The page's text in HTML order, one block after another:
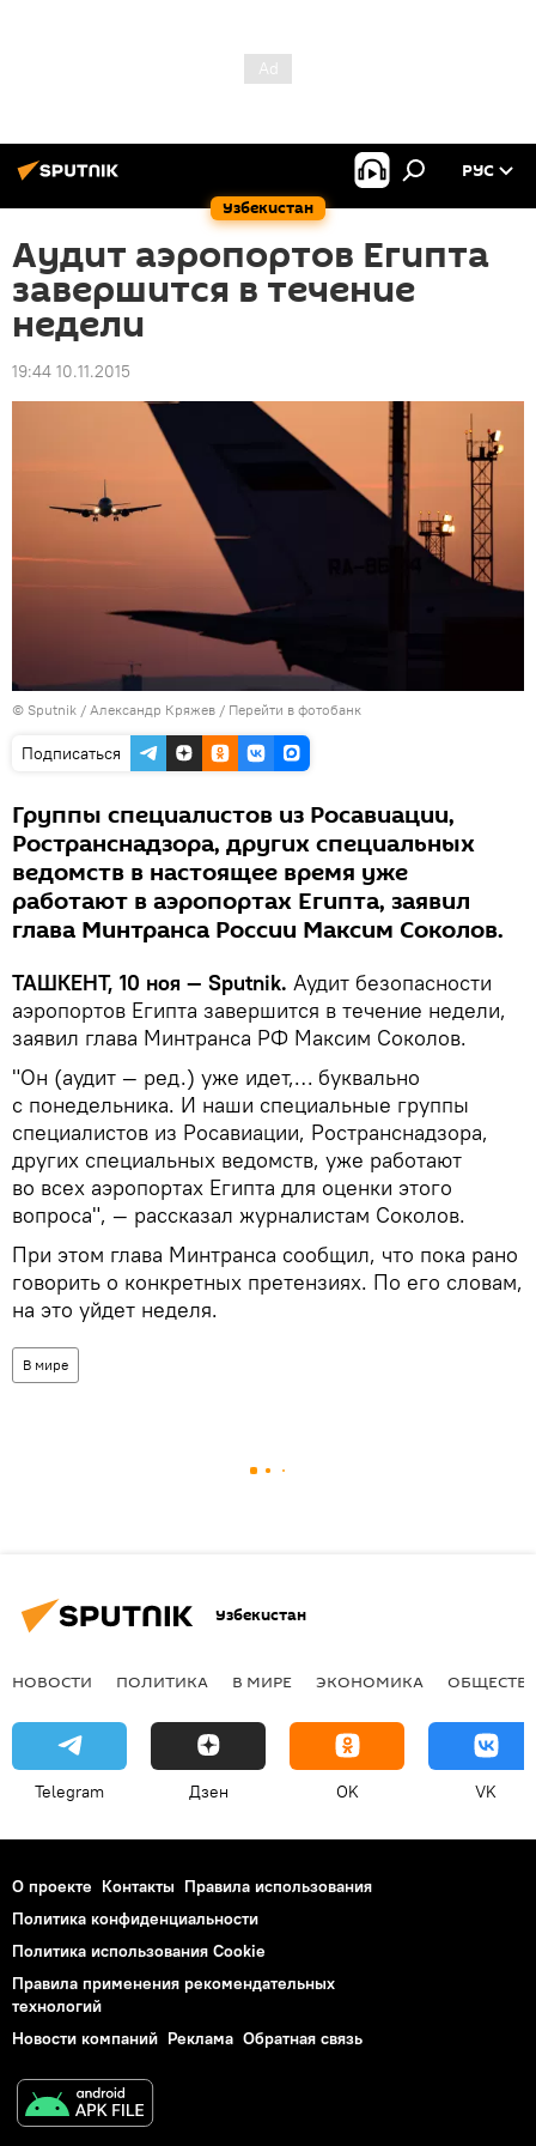
Узбекистан
РУС
Аудит аэропортов Египта
завершится в течение
недели
19:44 10.11.2015
© Sputnik / Александр Кряжев / Перейти в фотобанк
Подписаться
Группы специалистов из Росавиации,
Ространснадзора, других специальных
ведомств в настоящее время уже
работают в аэропортах Египта, заявил
глава Минтранса России Максим Соколов.
ТАШКЕНТ, 10 ноя — Sputnik. Аудит безопасности
аэропортов Египта завершится в течение недели,
заявил глава Минтранса РФ Максим Соколов.
"Он (аудит — ред.) уже идет,… буквально
с понедельника. И наши специальные группы
специалистов из Росавиации, Ространснадзора,
других специальных ведомств, уже работают
во всех аэропортах Египта для оценки этого
вопроса", — рассказал журналистам Соколов.
При этом глава Минтранса сообщил, что пока рано
говорить о конкретных претензиях. По его словам,
на это уйдет неделя.
В мире
Узбекистан
НОВОСТИ ПОЛИТИКА В МИРЕ ЭКОНОМИКА
Telegram Дзен OK VK
О проекте Контакты Правила использования
Политика конфиденциальности
Политика использования Cookie
Правила применения рекомендательных
технологий
Новости компаний Реклама Обратная связь